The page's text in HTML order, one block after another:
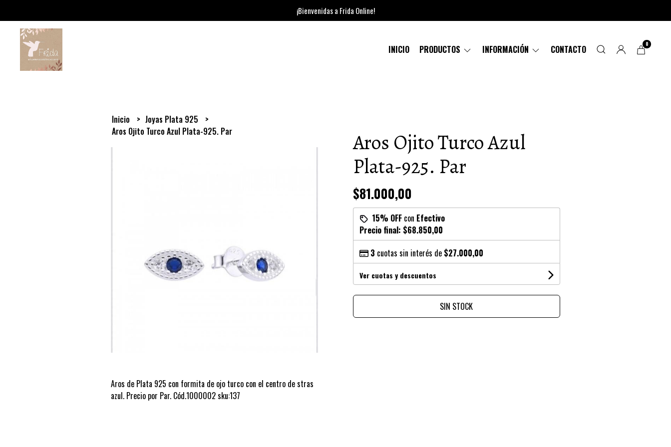
¡Bienvenidas a Frida Online!
INICIO PRODUCTOS INFORMACIÓN CONTACTO 0
Inicio
Joyas Plata 925
Aros Ojito Turco Azul Plata-925. Par
Aros de Plata 925 con formita de ojo turco con el centro de stras
azul. Precio por Par. Cód.1000002 sku:137
Aros Ojito Turco Azul
Plata-925. Par
$81.000,00
15% OFFcon Efectivo
Precio final: $68.850,00
3 cuotas sin interés de $27.000,00
Ver cuotas y descuentos
SIN STOCK